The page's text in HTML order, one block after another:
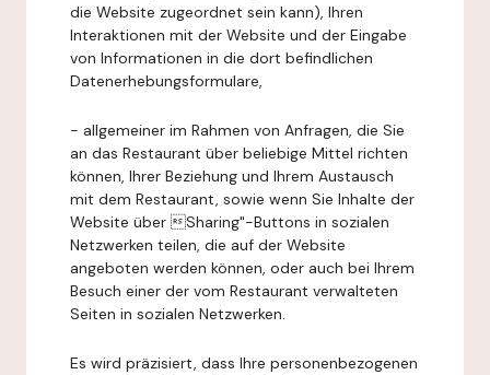
die Website zugeordnet sein kann), Ihren
Interaktionen mit der Website und der Eingabe
von Informationen in die dort befindlichen
Datenerhebungsformulare,
- allgemeiner im Rahmen von Anfragen, die Sie
an das Restaurant über beliebige Mittel richten
können, Ihrer Beziehung und Ihrem Austausch
mit dem Restaurant, sowie wenn Sie Inhalte der
Website über Sharing"-Buttons in sozialen
Netzwerken teilen, die auf der Website
angeboten werden können, oder auch bei Ihrem
Besuch einer der vom Restaurant verwalteten
Seiten in sozialen Netzwerken.
Es wird präzisiert, dass Ihre personenbezogenen